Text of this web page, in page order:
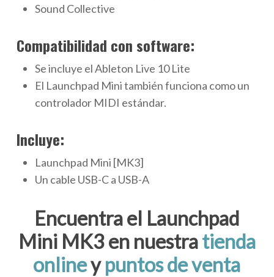
Sound Collective
Compatibilidad con software:
Se incluye el Ableton Live 10 Lite
El Launchpad Mini también funciona como un
controlador MIDI estándar.
Incluye:
Launchpad Mini [MK3]
Un cable USB-C a USB-A
Encuentra el Launchpad
Mini MK3 en nuestratienda
onlineypuntos de venta